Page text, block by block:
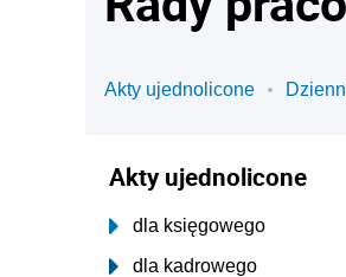
Akty ujednolicone
Akty ujednolicone
dla księgowego
dla kadrowego